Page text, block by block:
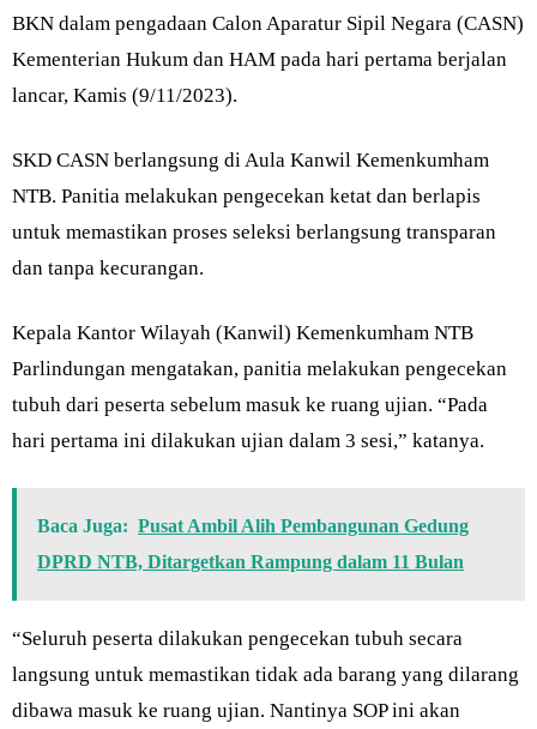
BKN dalam pengadaan Calon Aparatur Sipil Negara (CASN)
Kementerian Hukum dan HAM pada hari pertama berjalan
lancar, Kamis (9/11/2023).
SKD CASN berlangsung di Aula Kanwil Kemenkumham
NTB. Panitia melakukan pengecekan ketat dan berlapis
untuk memastikan proses seleksi berlangsung transparan
dan tanpa kecurangan.
Kepala Kantor Wilayah (Kanwil) Kemenkumham NTB
Parlindungan mengatakan, panitia melakukan pengecekan
tubuh dari peserta sebelum masuk ke ruang ujian. “Pada
hari pertama ini dilakukan ujian dalam 3 sesi,” katanya.
Baca Juga: Pusat Ambil Alih Pembangunan Gedung
DPRD NTB, Ditargetkan Rampung dalam 11 Bulan
“Seluruh peserta dilakukan pengecekan tubuh secara
langsung untuk memastikan tidak ada barang yang dilarang
dibawa masuk ke ruang ujian. Nantinya SOP ini akan